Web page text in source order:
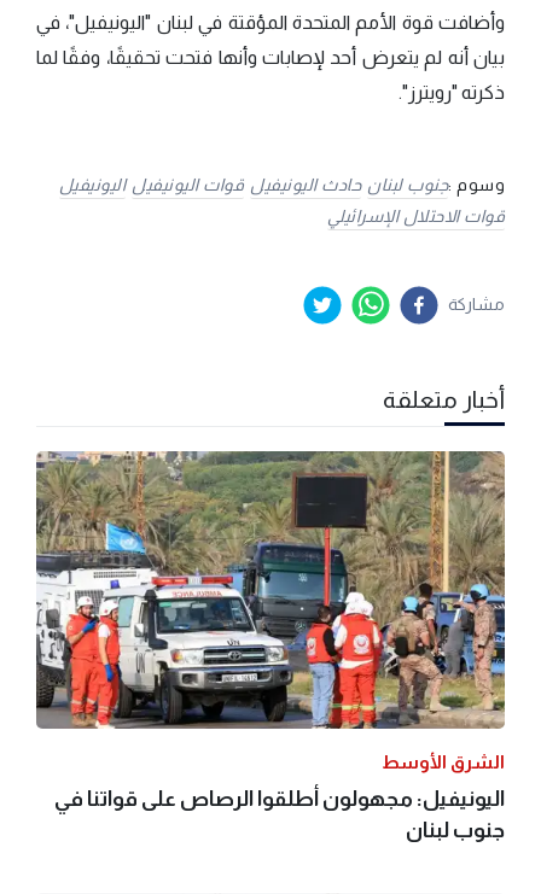
وأضافت قوة الأمم المتحدة المؤقتة في لبنان "اليونيفيل"، في
بيان أنه لم يتعرض أحد لإصابات وأنها فتحت تحقيقًا، وفقًا لما
ذكرته "رويترز".
وسوم :جنوب لبنان حادث اليونيفيل قوات اليونيفيل اليونيفيل
قوات الاحتلال الإسرائيلي
مشاركة
أخبار متعلقة
الشرق الأوسط
اليونيفيل: مجهولون أطلقوا الرصاص على قواتنا في
جنوب لبنان